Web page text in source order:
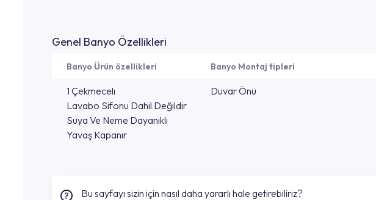
Genel Banyo Özellikleri
Banyo Ürün özellikleri Banyo Montaj tipleri
1 Çekmecelı
Lavabo Sifonu Dahil Değildir
Suya Ve Neme Dayanıklı
Yavaş Kapanır
Duvar Önü
Bu sayfayı sizin için nasıl daha yararlı hale getirebiliriz?